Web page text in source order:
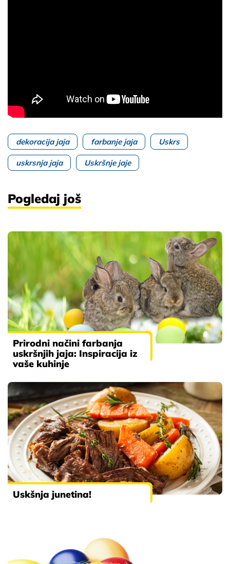
dekoracija jaja farbanje jaja Uskrs
uskrsnja jaja Uskršnje jaje
Pogledaj još
Prirodni načini farbanja
uskršnjih jaja: Inspiracija iz
vaše kuhinje
Uskšnja junetina!